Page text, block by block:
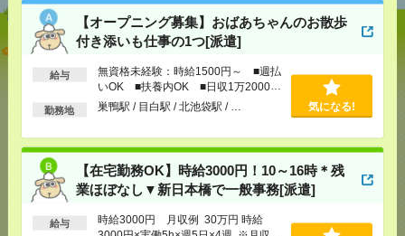
【オープニング募集】おばあちゃんのお散歩
付き添いも仕事の1つ[派遣]
給与
無資格未経験：時給1500円～ ■週払
いOK ■扶養内OK ■日収1万2000円
以上
勤務地 巣鴨駅 / 目白駅 / 北池袋駅 / … 気になる!
【在宅勤務OK】時給3000円！10～16時＊残
業ほぼなし▼新日本橋で一般事務[派遣]
給与
時給3000円 月収例 30万円 時給
【オープニング募集】おばあちゃんのお散歩付き添
いも仕事の1つ[派遣]
無資格未経験：時給1500円～ ■週払い
OK ■扶養内OK ■日収1万2000円以上
[勤務地]巣鴨駅/目白駅/北池袋駅/…
気になる！
【在宅勤務OK】時給3000円！10～16時＊残業ほぼな
し▼新日本橋で一般事務[派遣]